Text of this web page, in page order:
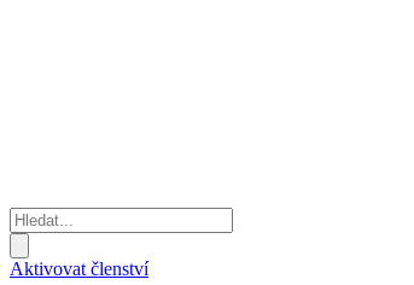
Aktivovat členství